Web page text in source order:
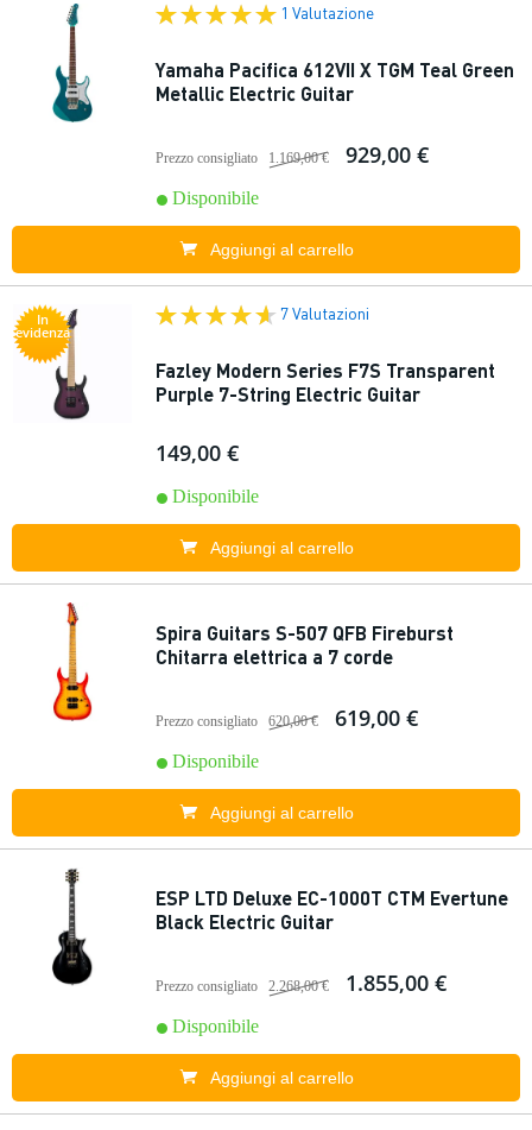
1 Valutazione
Yamaha Pacifica 612VII X TGM Teal Green
Metallic Electric Guitar
Prezzo consigliato 1.169,00 € 929,00 €
Disponibile
Aggiungi al carrello
In
evidenza
7 Valutazioni
Fazley Modern Series F7S Transparent
Purple 7-String Electric Guitar
149,00 €
Disponibile
Aggiungi al carrello
Spira Guitars S-507 QFB Fireburst
Chitarra elettrica a 7 corde
Prezzo consigliato 620,00 € 619,00 €
Disponibile
Aggiungi al carrello
ESP LTD Deluxe EC-1000T CTM Evertune
Black Electric Guitar
Prezzo consigliato 2.268,00 € 1.855,00 €
Disponibile
Aggiungi al carrello